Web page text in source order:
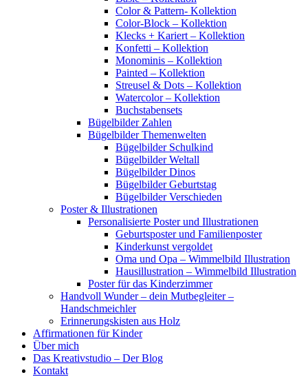
Color & Pattern- Kollektion
Color-Block – Kollektion
Klecks + Kariert – Kollektion
Konfetti – Kollektion
Monominis – Kollektion
Painted – Kollektion
Streusel & Dots – Kollektion
Watercolor – Kollektion
Buchstabensets
Bügelbilder Zahlen
Bügelbilder Themenwelten
Bügelbilder Schulkind
Bügelbilder Weltall
Bügelbilder Dinos
Bügelbilder Geburtstag
Bügelbilder Verschieden
Poster & Illustrationen
Personalisierte Poster und Illustrationen
Geburtsposter und Familienposter
Kinderkunst vergoldet
Oma und Opa – Wimmelbild Illustration
Hausillustration – Wimmelbild Illustration
Poster für das Kinderzimmer
Handvoll Wunder – dein Mutbegleiter –
Handschmeichler
Erinnerungskisten aus Holz
Affirmationen für Kinder
Über mich
Das Kreativstudio – Der Blog
Kontakt